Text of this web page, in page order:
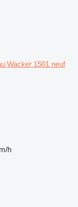
Wacker 1501 neuf
h